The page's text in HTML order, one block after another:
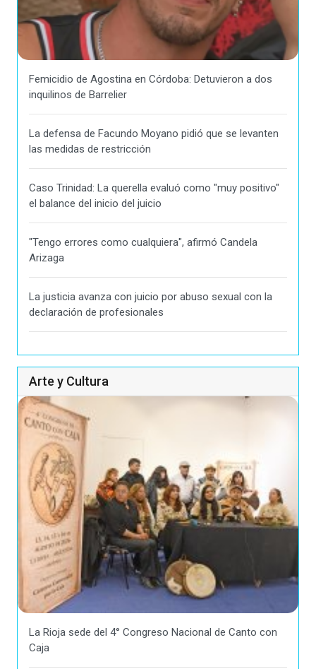
Femicidio de Agostina en Córdoba: Detuvieron a dos
inquilinos de Barrelier
La defensa de Facundo Moyano pidió que se levanten
las medidas de restricción
Caso Trinidad: La querella evaluó como "muy positivo"
el balance del inicio del juicio
"Tengo errores como cualquiera", afirmó Candela
Arizaga
La justicia avanza con juicio por abuso sexual con la
declaración de profesionales
Arte y Cultura
La Rioja sede del 4° Congreso Nacional de Canto con
Caja